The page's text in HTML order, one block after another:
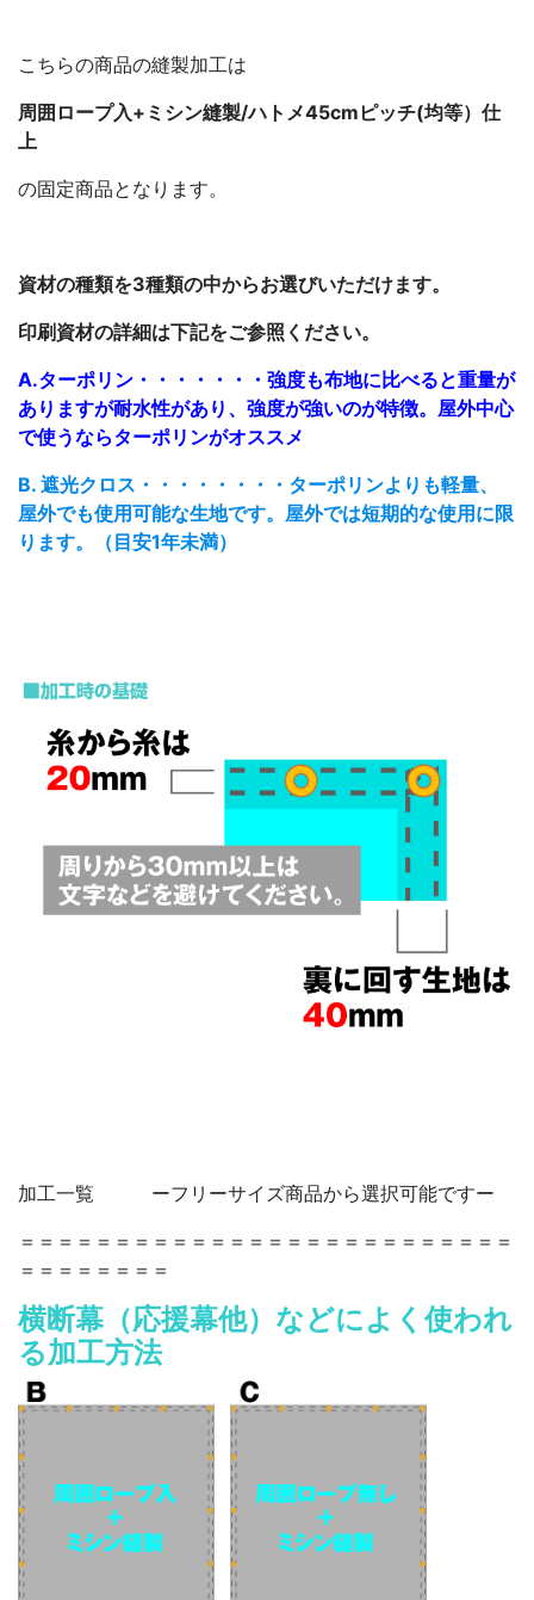
こちらの商品の縫製加工は
周囲ロープ入+ミシン縫製/ハトメ45cmピッチ(均等）仕
上
の固定商品となります。
資材の種類を3種類の中からお選びいただけます。
印刷資材の詳細は下記をご参照ください。
A.ターポリン・・・・・・・強度も布地に比べると重量が
ありますが耐水性があり、強度が強いのが特徴。屋外中心
で使うならターポリンがオススメ
B. 遮光クロス・・・・・・・・ターポリンよりも軽量、
屋外でも使用可能な生地です。屋外では短期的な使用に限
ります。（目安1年未満）
加工一覧 ーフリーサイズ商品から選択可能ですー
＝＝＝＝＝＝＝＝＝＝＝＝＝＝＝＝＝＝＝＝＝＝＝＝＝＝
＝＝＝＝＝＝＝＝
横断幕（応援幕他）などによく使われ
る加工方法